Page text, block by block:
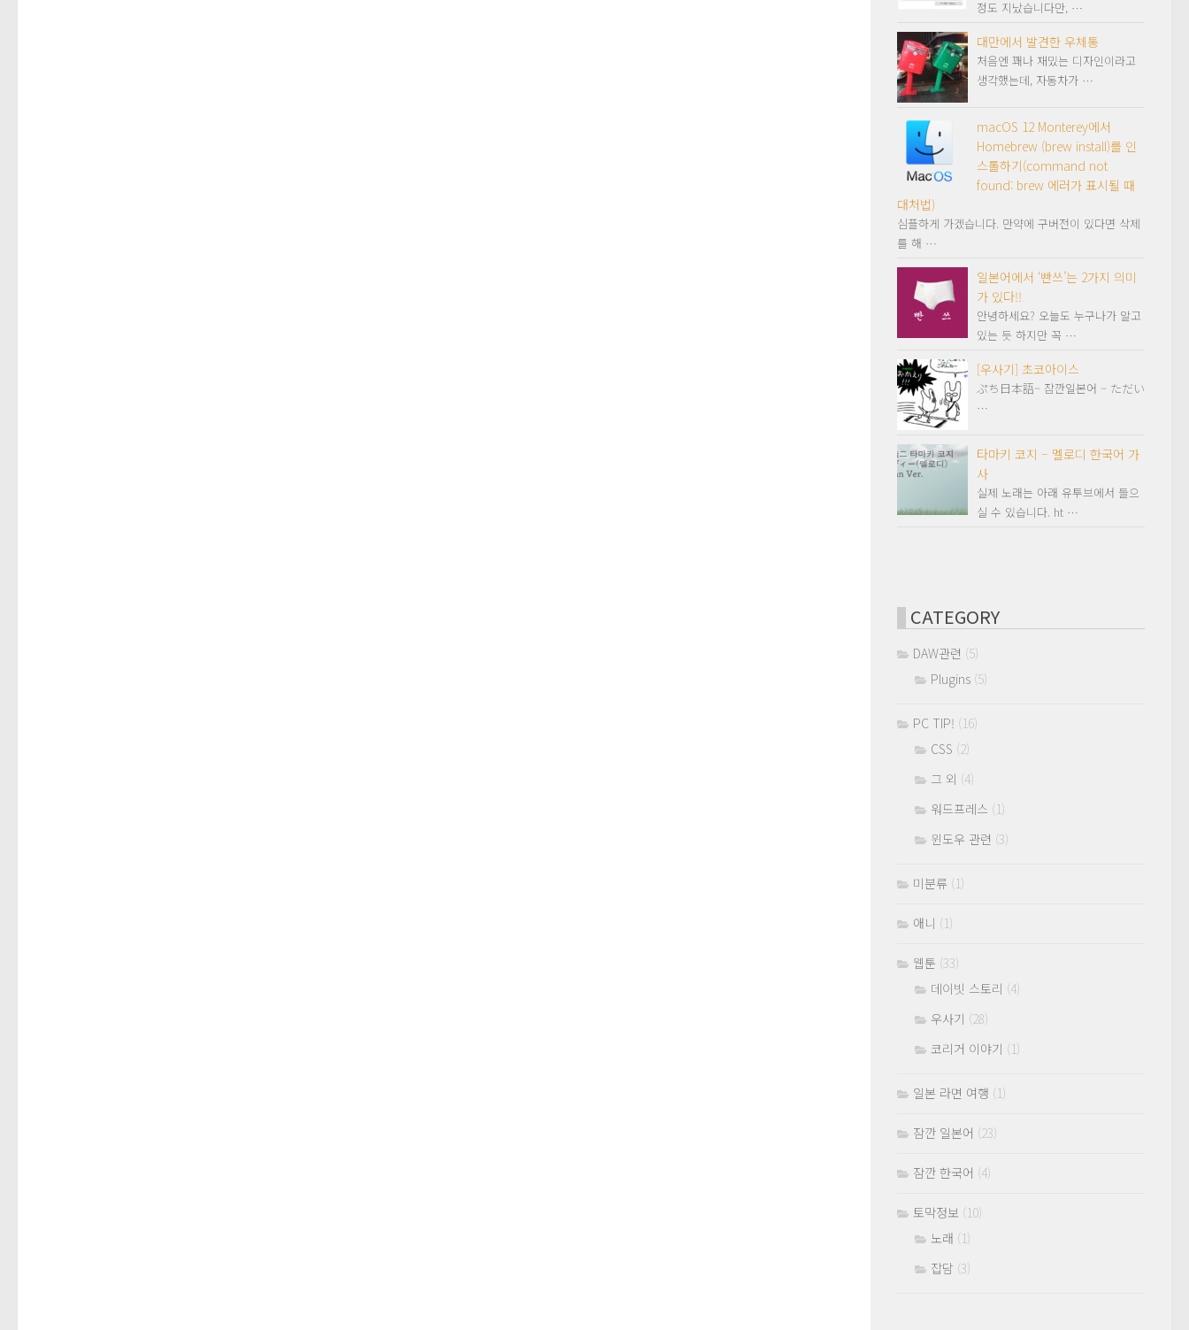
정도 지났습니다만, …
대만에서 발견한 우체통
처음엔 꽤나 재밌는 디자인이라고
생각했는데, 자동차가 …
macOS 12 Monterey에서
Homebrew (brew install)를 인
스톨하기(command not
found: brew 에러가 표시될 때
대처법)
심플하게 가겠습니다. 만약에 구버전이 있다면 삭제
를 해 …
일본어에서 ‘빤쓰’는 2가지 의미
가 있다!!
안녕하세요? 오늘도 누구나가 알고
있는 듯 하지만 꼭 …
[우사기] 초코아이스
ぷち日本語– 잠깐일본어 – ただい
…
타마키 코지 – 멜로디 한국어 가
사
실제 노래는 아래 유투브에서 들으
실 수 있습니다. ht …
CATEGORY
DAW관련 (5)
Plugins (5)
PC TIP! (16)
CSS (2)
그 외 (4)
워드프레스 (1)
윈도우 관련 (3)
미분류 (1)
애니 (1)
웹툰 (33)
데이빗 스토리 (4)
우사기 (28)
코리거 이야기 (1)
일본 라면 여행 (1)
잠깐 일본어 (23)
잠깐 한국어 (4)
토막정보 (10)
노래 (1)
잡담 (3)